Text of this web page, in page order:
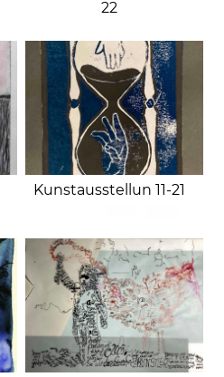
22
Kunstausstellun 11-21